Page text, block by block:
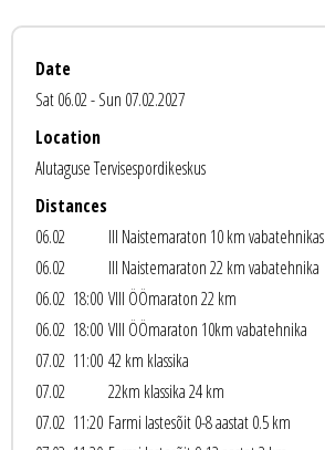
Date
Sat 06.02 - Sun 07.02.2027
Location
Alutaguse Tervisespordikeskus
Distances
06.02
III Naistemaraton 10 km vabatehnikas
06.02
III Naistemaraton 22 km vabatehnika
06.02 18:00 VIII ÖÖmaraton 22 km
06.02 18:00 VIII ÖÖmaraton 10km vabatehnika
07.02 11:00 42 km klassika
07.02
22km klassika 24 km
07.02 11:20 Farmi lastesõit 0-8 aastat 0.5 km